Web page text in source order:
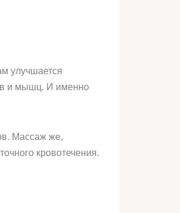
улучшается
и мышц. И именно
Массаж же,
кровотечения.